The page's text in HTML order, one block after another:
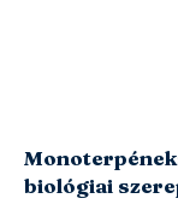
biológiai